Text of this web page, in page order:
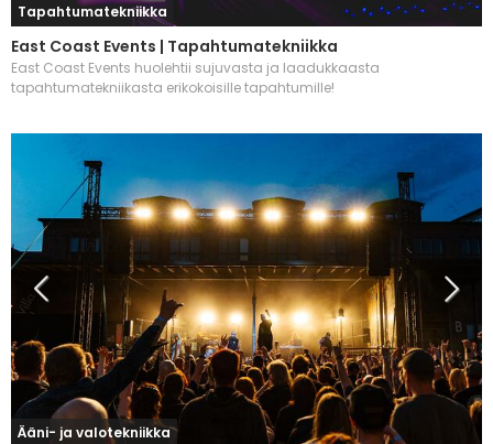
Tapahtumatekniikka
East Coast Events | Tapahtumatekniikka
East Coast Events huolehtii sujuvasta ja laadukkaasta
tapahtumatekniikasta erikokoisille tapahtumille!
Ääni- ja valotekniikka